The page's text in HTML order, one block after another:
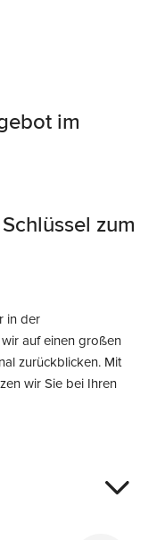
im
zum
in der
auf einen großen
zurückblicken. Mit
wir Sie bei Ihren